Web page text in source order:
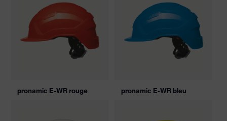
pronamic E-WR rouge pronamic E-WR bleu